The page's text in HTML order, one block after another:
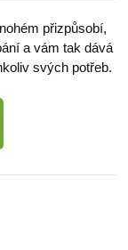
přizpůsobí,
a vám tak dává
svých potřeb.